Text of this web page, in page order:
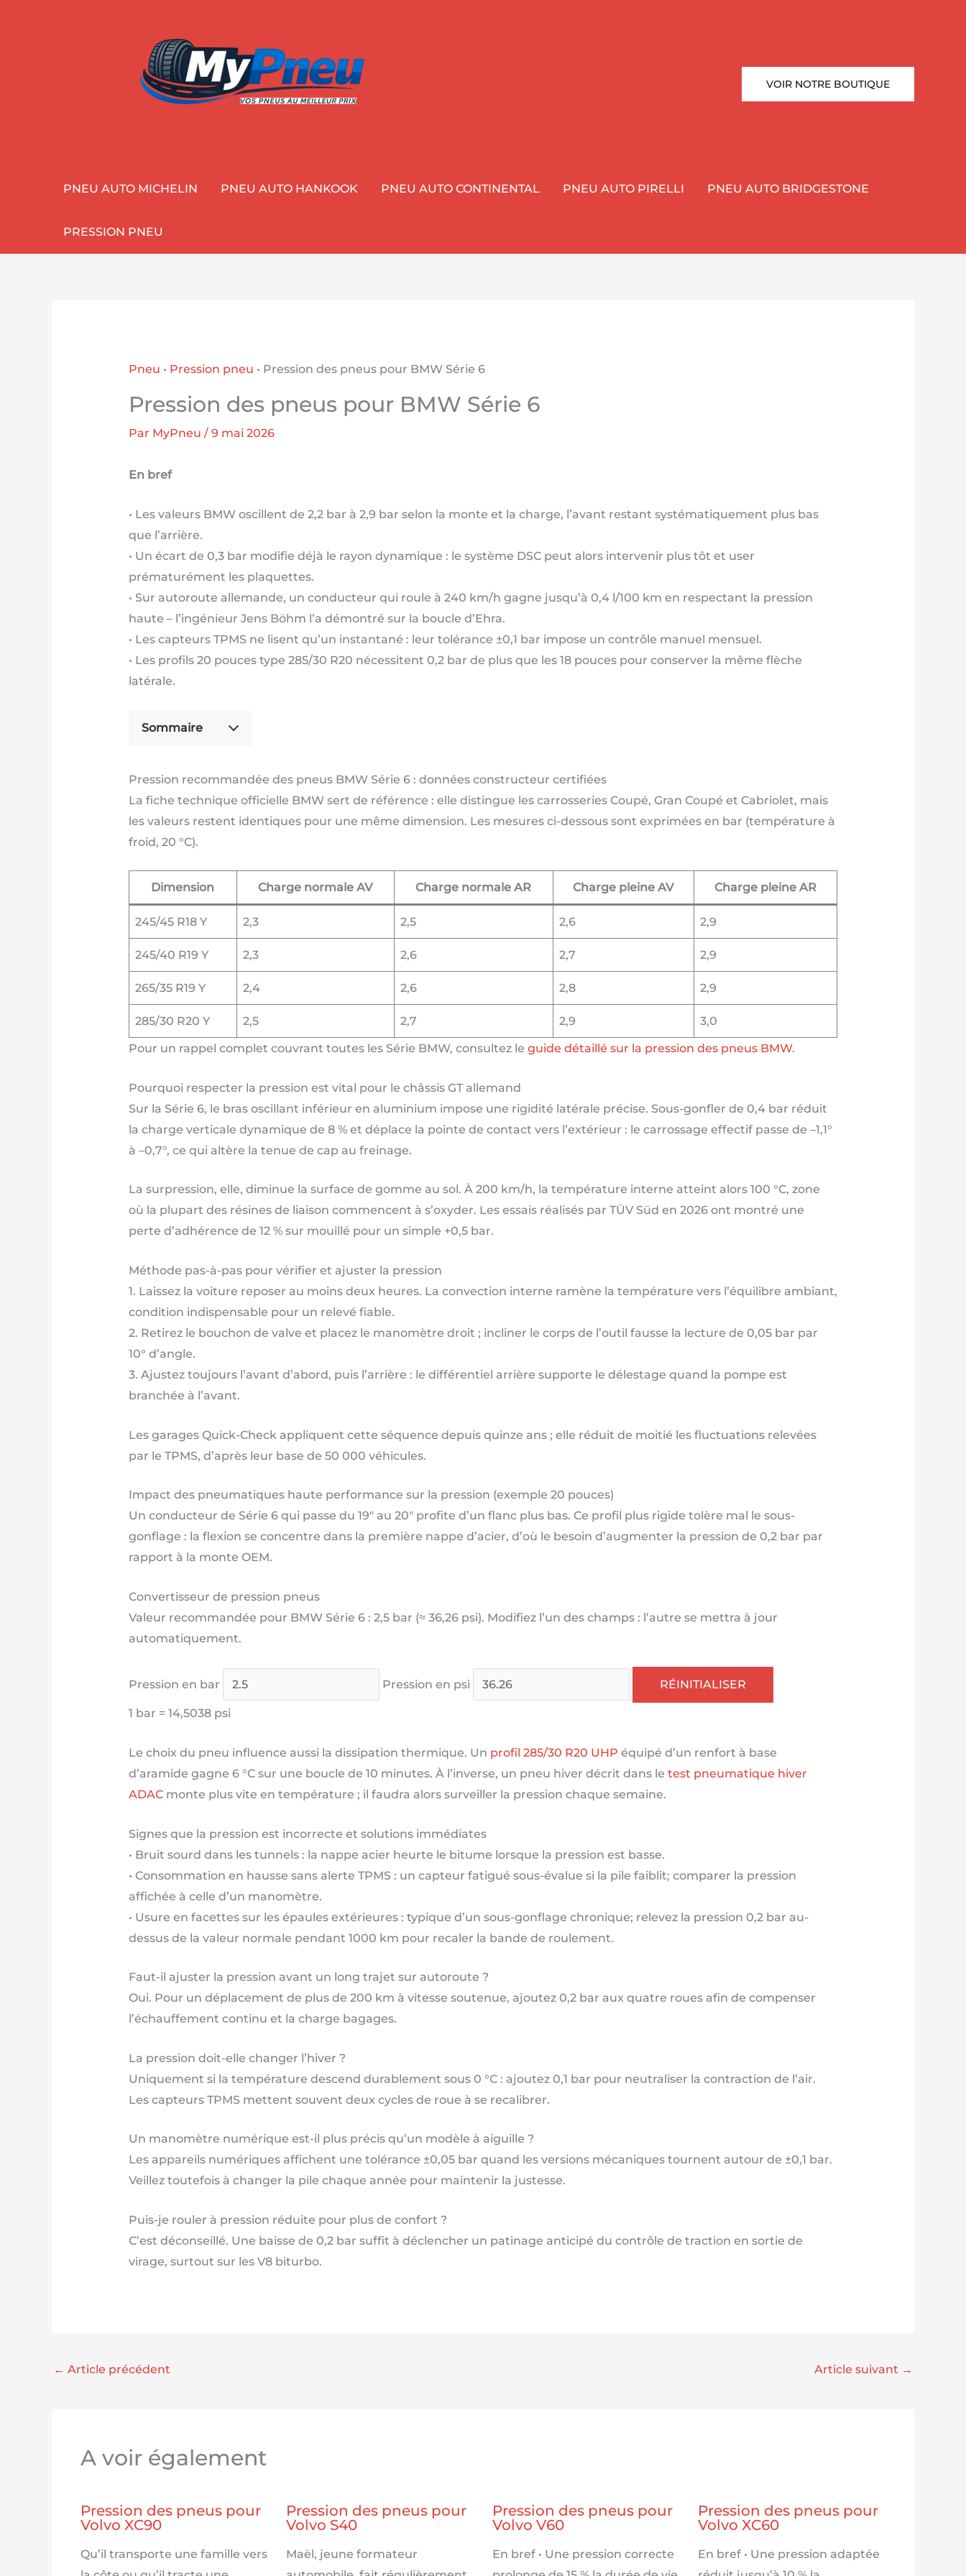
VOIR NOTRE BOUTIQUE
PNEU AUTO MICHELIN PNEU AUTO HANKOOK PNEU AUTO CONTINENTAL PNEU AUTO PIRELLI PNEU AUTO BRIDGESTONE
PRESSION PNEU
Pneu • Pression pneu • Pression des pneus pour BMW Série 6
Pression des pneus pour BMW Série 6
Par MyPneu / 9 mai 2026
En bref
• Les valeurs BMW oscillent de 2,2 bar à 2,9 bar selon la monte et la charge, l’avant restant systématiquement plus bas
que l’arrière.
• Un écart de 0,3 bar modifie déjà le rayon dynamique : le système DSC peut alors intervenir plus tôt et user
prématurément les plaquettes.
• Sur autoroute allemande, un conducteur qui roule à 240 km/h gagne jusqu’à 0,4 l/100 km en respectant la pression
haute – l’ingénieur Jens Böhm l’a démontré sur la boucle d’Ehra.
• Les capteurs TPMS ne lisent qu’un instantané : leur tolérance ±0,1 bar impose un contrôle manuel mensuel.
• Les profils 20 pouces type 285/30 R20 nécessitent 0,2 bar de plus que les 18 pouces pour conserver la même flèche
latérale.
Sommaire
Pression recommandée des pneus BMW Série 6 : données constructeur certifiées
La fiche technique officielle BMW sert de référence : elle distingue les carrosseries Coupé, Gran Coupé et Cabriolet, mais
les valeurs restent identiques pour une même dimension. Les mesures ci-dessous sont exprimées en bar (température à
froid, 20 °C).
Dimension Charge normale AV Charge normale AR Charge pleine AV Charge pleine AR
245/45 R18 Y 2,3 2,5 2,6 2,9
245/40 R19 Y 2,3 2,6 2,7 2,9
265/35 R19 Y 2,4 2,6 2,8 2,9
285/30 R20 Y 2,5 2,7 2,9
3,0
Pour un rappel complet couvrant toutes les Série BMW, consultez le guide détaillé sur la pression des pneus BMW.
Pourquoi respecter la pression est vital pour le châssis GT allemand
Sur la Série 6, le bras oscillant inférieur en aluminium impose une rigidité latérale précise. Sous-gonfler de 0,4 bar réduit
la charge verticale dynamique de 8 % et déplace la pointe de contact vers l’extérieur : le carrossage effectif passe de –1,1°
à –0,7°, ce qui altère la tenue de cap au freinage.
La surpression, elle, diminue la surface de gomme au sol. À 200 km/h, la température interne atteint alors 100 °C, zone
où la plupart des résines de liaison commencent à s’oxyder. Les essais réalisés par TÜV Süd en 2026 ont montré une
perte d’adhérence de 12 % sur mouillé pour un simple +0,5 bar.
Méthode pas-à-pas pour vérifier et ajuster la pression
1. Laissez la voiture reposer au moins deux heures. La convection interne ramène la température vers l’équilibre ambiant,
condition indispensable pour un relevé fiable.
2. Retirez le bouchon de valve et placez le manomètre droit ; incliner le corps de l’outil fausse la lecture de 0,05 bar par
10° d’angle.
3. Ajustez toujours l’avant d’abord, puis l’arrière : le différentiel arrière supporte le délestage quand la pompe est
branchée à l’avant.
Les garages Quick-Check appliquent cette séquence depuis quinze ans ; elle réduit de moitié les fluctuations relevées
par le TPMS, d’après leur base de 50 000 véhicules.
Impact des pneumatiques haute performance sur la pression (exemple 20 pouces)
Un conducteur de Série 6 qui passe du 19ʺ au 20ʺ profite d’un flanc plus bas. Ce profil plus rigide tolère mal le sous-
gonflage : la flexion se concentre dans la première nappe d’acier, d’où le besoin d’augmenter la pression de 0,2 bar par
rapport à la monte OEM.
Convertisseur de pression pneus
Valeur recommandée pour BMW Série 6 : 2,5 bar (≈ 36,26 psi). Modifiez l’un des champs : l’autre se mettra à jour
automatiquement.
Pression en bar Pression en psi RÉINITIALISER
1 bar = 14,5038 psi
Le choix du pneu influence aussi la dissipation thermique. Un profil 285/30 R20 UHP équipé d’un renfort à base
d’aramide gagne 6 °C sur une boucle de 10 minutes. À l’inverse, un pneu hiver décrit dans le test pneumatique hiver
ADACmonte plus vite en température ; il faudra alors surveiller la pression chaque semaine.
Signes que la pression est incorrecte et solutions immédiates
• Bruit sourd dans les tunnels : la nappe acier heurte le bitume lorsque la pression est basse.
• Consommation en hausse sans alerte TPMS : un capteur fatigué sous-évalue si la pile faiblit; comparer la pression
affichée à celle d’un manomètre.
• Usure en facettes sur les épaules extérieures : typique d’un sous-gonflage chronique; relevez la pression 0,2 bar au-
dessus de la valeur normale pendant 1000 km pour recaler la bande de roulement.
Faut-il ajuster la pression avant un long trajet sur autoroute ?
Oui. Pour un déplacement de plus de 200 km à vitesse soutenue, ajoutez 0,2 bar aux quatre roues afin de compenser
l’échauffement continu et la charge bagages.
La pression doit-elle changer l’hiver ?
Uniquement si la température descend durablement sous 0 °C : ajoutez 0,1 bar pour neutraliser la contraction de l’air.
Les capteurs TPMS mettent souvent deux cycles de roue à se recalibrer.
Un manomètre numérique est-il plus précis qu’un modèle à aiguille ?
Les appareils numériques affichent une tolérance ±0,05 bar quand les versions mécaniques tournent autour de ±0,1 bar.
Veillez toutefois à changer la pile chaque année pour maintenir la justesse.
Puis-je rouler à pression réduite pour plus de confort ?
C’est déconseillé. Une baisse de 0,2 bar suffit à déclencher un patinage anticipé du contrôle de traction en sortie de
virage, surtout sur les V8 biturbo.
← Article précédent Article suivant →
A voir également
Pression des pneus pour
Volvo XC90
Qu’il transporte une famille vers
Pression des pneus pour
Volvo S40
Maël, jeune formateur
Pression des pneus pour
Volvo V60
En bref • Une pression correcte
Pression des pneus pour
Volvo XC60
En bref • Une pression adaptée